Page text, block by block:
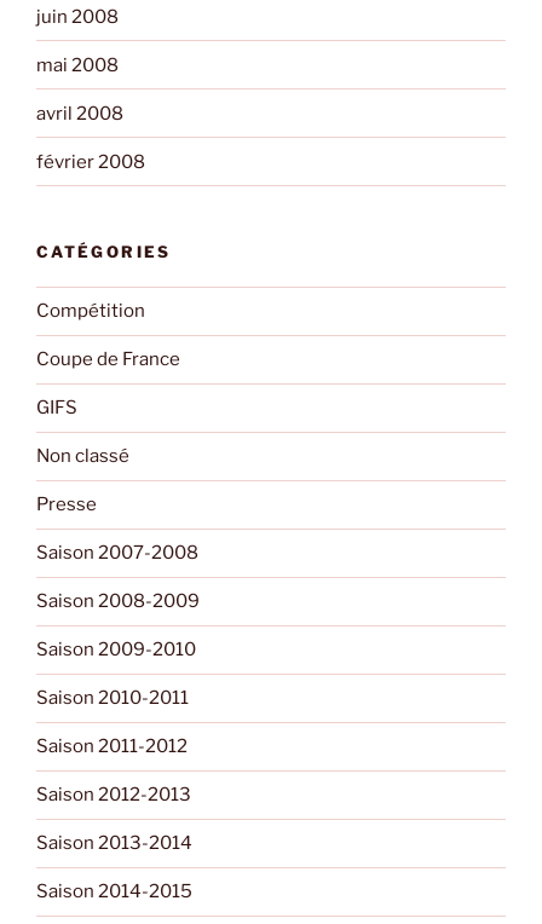
juin 2008
mai 2008
avril 2008
février 2008
CATÉGORIES
Compétition
Coupe de France
GIFS
Non classé
Presse
Saison 2007-2008
Saison 2008-2009
Saison 2009-2010
Saison 2010-2011
Saison 2011-2012
Saison 2012-2013
Saison 2013-2014
Saison 2014-2015